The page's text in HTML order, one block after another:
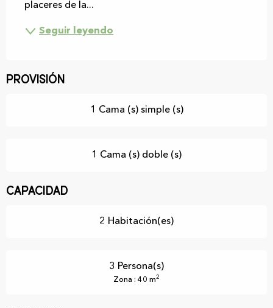
placeres de la...
Seguir leyendo
Provisión
1 Cama (s) simple (s)
1 Cama (s) doble (s)
Capacidad
2 Habitación(es)
3 Persona(s)
Zona : 40 m2